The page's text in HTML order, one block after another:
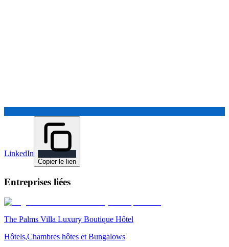
LinkedIn
Copier le lien
Entreprises liées
The Palms Villa Luxury Boutique Hôtel
Hôtels,Chambres hôtes et Bungalows